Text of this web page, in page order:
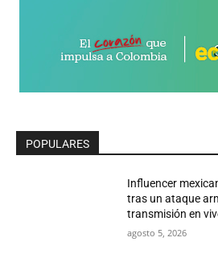
POPULARES
Influencer
tras un ataque
transmisión en
agosto 5, 2026